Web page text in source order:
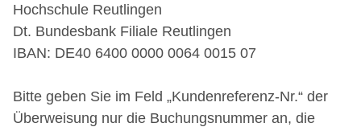
Hochschule Reutlingen
Dt. Bundesbank Filiale Reutlingen
IBAN: DE40 6400 0000 0064 0015 07
Bitte geben Sie im Feld „Kundenreferenz-Nr.“ der
Überweisung nur die Buchungsnummer an, die